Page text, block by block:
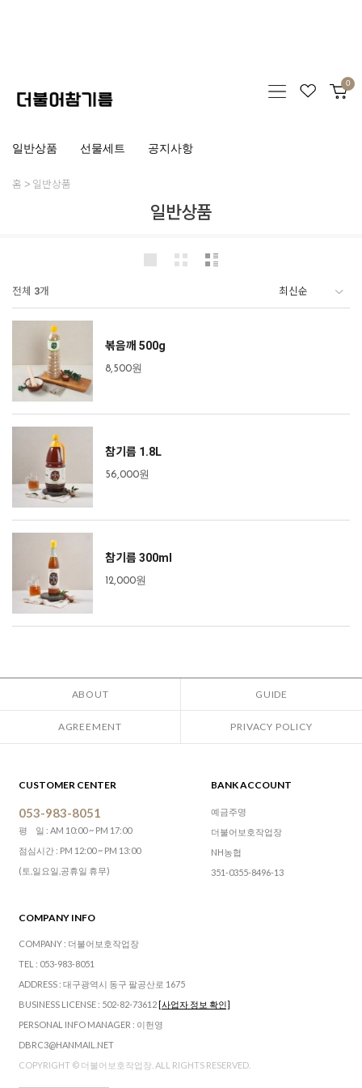
0
일반상품 선물세트 공지사항
홈 일반상품
일반상품
전체 3개
볶음깨 500g
8,500원
참기름 1.8L
56,000원
참기름 300ml
12,000원
ABOUT GUIDE
AGREEMENT PRIVACY POLICY
CUSTOMER CENTER
053-983-8051
평 일 : AM 10:00 ~ PM 17:00
점심시간 : PM 12:00 ~ PM 13:00
(토,일요일,공휴일 휴무)
BANK ACCOUNT
예금주명
더불어보호작업장
NH농협
351-0355-8496-13
COMPANY INFO
COMPANY : 더불어보호작업장
TEL : 053-983-8051
ADDRESS : 대구광역시 동구 팔공산로 1675
BUSINESS LICENSE : 502-82-73612 [사업자 정보 확인]
PERSONAL INFO MANAGER : 이헌영
DBRC3@HANMAIL.NET
COPYRIGHT © 더불어보호작업장. ALL RIGHTS RESERVED.